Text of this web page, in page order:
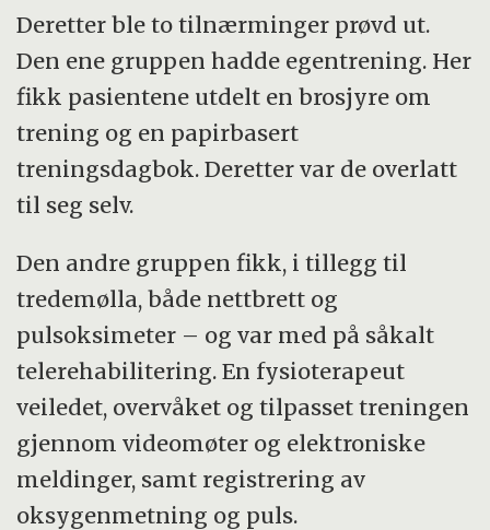
Deretter ble to tilnærminger prøvd ut.
Den ene gruppen hadde egentrening. Her
fikk pasientene utdelt en brosjyre om
trening og en papirbasert
treningsdagbok. Deretter var de overlatt
til seg selv.
Den andre gruppen fikk, i tillegg til
tredemølla, både nettbrett og
pulsoksimeter – og var med på såkalt
telerehabilitering. En fysioterapeut
veiledet, overvåket og tilpasset treningen
gjennom videomøter og elektroniske
meldinger, samt registrering av
oksygenmetning og puls.